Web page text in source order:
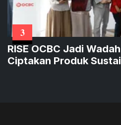
3
RISE OCBC Jadi
Ciptakan Produk